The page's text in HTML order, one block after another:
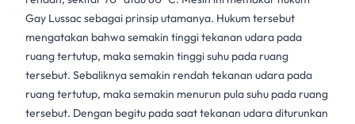
Gay Lussac sebagai prinsip utamanya. Hukum tersebut
mengatakan bahwa semakin tinggi tekanan udara pada
ruang tertutup, maka semakin tinggi suhu pada ruang
tersebut. Sebaliknya semakin rendah tekanan udara pada
ruang tertutup, maka semakin menurun pula suhu pada ruang
tersebut. Dengan begitu pada saat tekanan udara diturunkan